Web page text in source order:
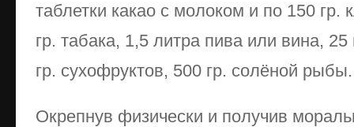
таблетки какао с молоком и по 150
гр. табака, 1,5 литра пива или вина,
гр. сухофруктов, 500 гр. солёной рыбы.
Окрепнув физически и получив